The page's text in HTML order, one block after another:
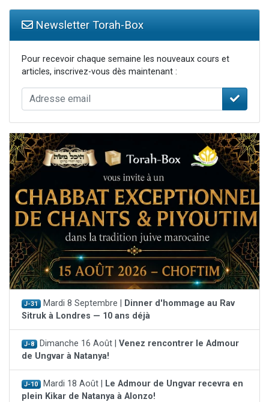
Newsletter Torah-Box
Pour recevoir chaque semaine les nouveaux cours et
articles, inscrivez-vous dès maintenant :
J-31 Mardi 8 Septembre |
Dinner d'hommage au Rav
Sitruk à Londres — 10 ans déjà
J-8 Dimanche 16 Août | Venez rencontrer le Admour
de Ungvar à Natanya!
J-10 Mardi 18 Août |
Le Admour de Ungvar recevra en
plein Kikar de Natanya à Alonzo!